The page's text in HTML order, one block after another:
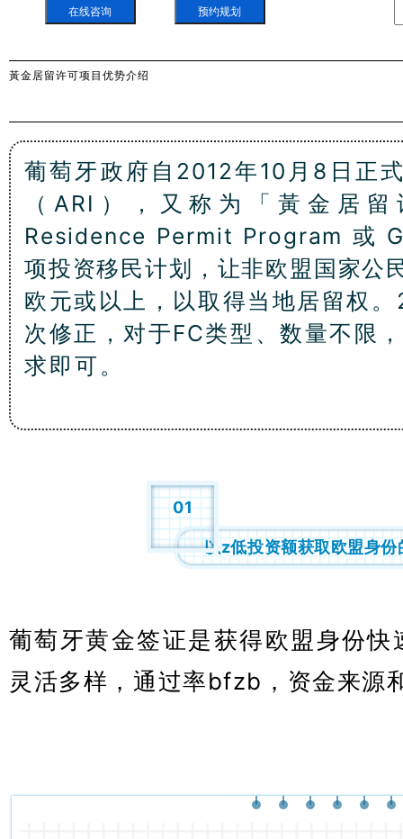
在线咨询 预约规划
黃金居留许可项目优势介绍
葡萄牙政府自2012年10月8日正
（ARI），又称为「黃金居
Residence Permit Program 或
项投资移民计划，让非欧盟国家公
欧元或以上，以取得当地居留权
次修正，对于FC类型、数量不限
求即可。
01
以z低投资额获取欧盟身份
葡萄牙黄金签证是获得欧盟身份
灵活多样，通过率bfzb，资金来源